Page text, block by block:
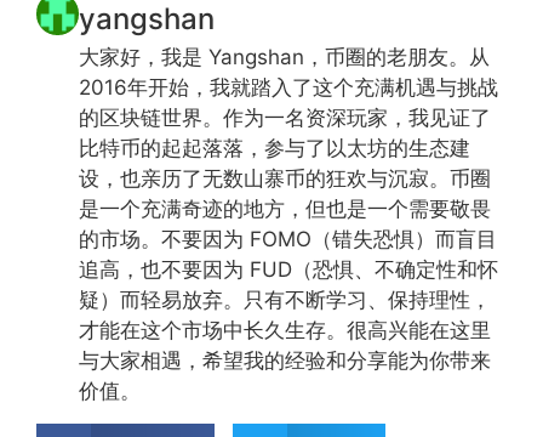
yangshan
大家好，我是 Yangshan，币圈的老朋友。从
2016年开始，我就踏入了这个充满机遇与挑战
的区块链世界。作为一名资深玩家，我见证了
比特币的起起落落，参与了以太坊的生态建
设，也亲历了无数山寨币的狂欢与沉寂。币圈
是一个充满奇迹的地方，但也是一个需要敬畏
的市场。不要因为 FOMO（错失恐惧）而盲目
追高，也不要因为 FUD（恐惧、不确定性和怀
疑）而轻易放弃。只有不断学习、保持理性，
才能在这个市场中长久生存。很高兴能在这里
与大家相遇，希望我的经验和分享能为你带来
价值。